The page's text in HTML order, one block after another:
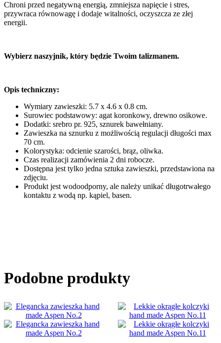
Chroni przed negatywną energią, zmniejsza napięcie i stres,
przywraca równowagę i dodaje witalności, oczyszcza ze złej
energii.
Wybierz naszyjnik, który będzie Twoim talizmanem.
Opis techniczny:
Wymiary zawieszki: 5.7 x 4.6 x 0.8 cm.
Surowiec podstawowy: agat koronkowy, drewno osikowe.
Dodatki: srebro pr. 925, sznurek bawełniany.
Zawieszka na sznurku z możliwością regulacji długości max
70 cm.
Kolorystyka: odcienie szarości, brąz, oliwka.
Czas realizacji zamówienia 2 dni robocze.
Dostępna jest tylko jedna sztuka zawieszki, przedstawiona na
zdjęciu.
Produkt jest wodoodporny, ale należy unikać długotrwałego
kontaktu z wodą np. kąpiel, basen.
Podobne produkty